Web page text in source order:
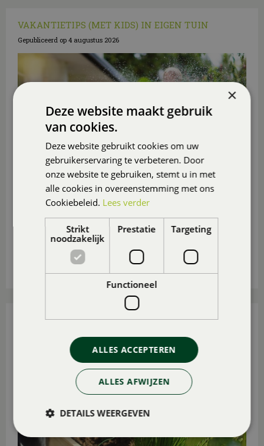
VAKANTIETIPS (MET KIDS) IN EIGEN TUIN
Gepubliceerd op 4 augustus 2026
Ga je deze zomer niet op vakantie? Maak er dan in
eigen tuin of op eigen balkon of (dak)terras een
heerlijk vakantieparadijsje van
(klein)kinderen.
Lees meer...
15 TUIN- EN BALKONTIPS VOOR AUGUSTUS
×
Deze website maakt gebruik
van cookies.
Deze website gebruikt cookies om uw
gebruikerservaring te verbeteren. Door
onze website te gebruiken, stemt u in met
alle cookies in overeenstemming met ons
Cookiebeleid. Lees verder
Strikt
noodzakelijk
Prestatie Targeting
Functioneel
ALLES ACCEPTEREN
ALLES AFWIJZEN
DETAILS WEERGEVEN